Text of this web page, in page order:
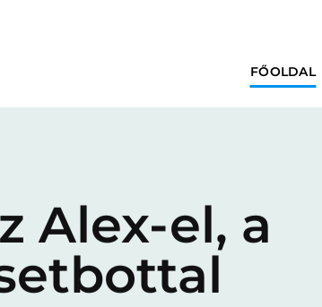
FŐOLDAL
Alex-el, a